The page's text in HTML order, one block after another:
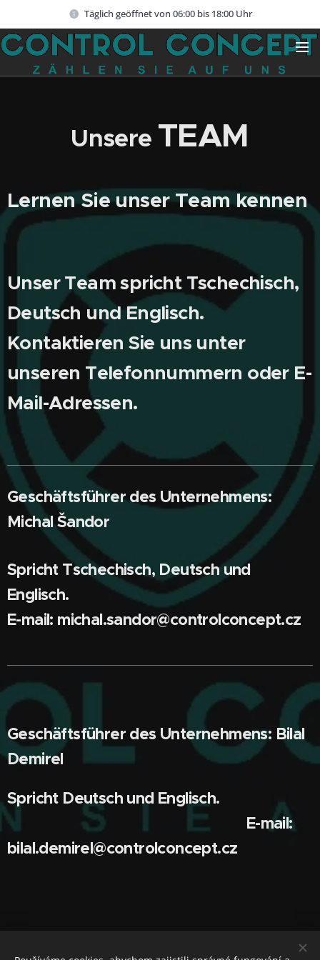
Täglich geöffnet von 06:00 bis 18:00 Uhr
Unsere TEAM
Lernen Sie unser Team kennen
Unser Team spricht Tschechisch,
Deutsch und Englisch.
Kontaktieren Sie uns unter
unseren Telefonnummern oder E-
Mail-Adressen.
Geschäftsführer des Unternehmens:
Michal Šandor
Spricht Tschechisch, Deutsch und
Englisch.
E-mail: michal.sandor@controlconcept.cz
Geschäftsführer des Unternehmens: Bilal
Demirel
Spricht Deutsch und Englisch.
E-mail:
bilal.demirel@controlconcept.cz